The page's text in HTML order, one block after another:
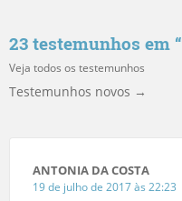
23 testemunhos em “
Veja todos os testemunhos
Testemunhos novos →
ANTONIA DA COSTA
19 de julho de 2017 às 22:23